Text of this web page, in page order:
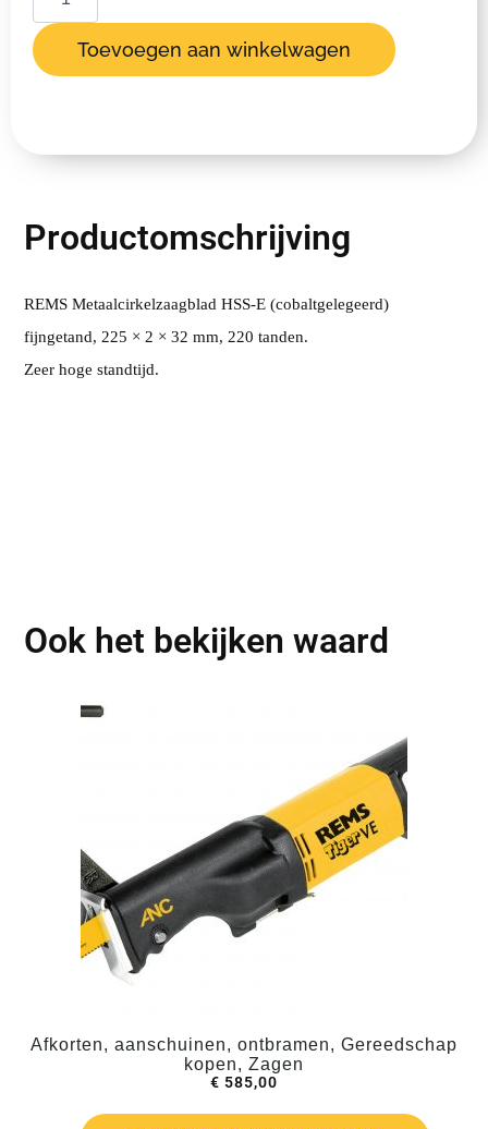
Toevoegen aan winkelwagen
Productomschrijving
REMS Metaalcirkelzaagblad HSS-E (cobaltgelegeerd)
fijngetand, 225 × 2 × 32 mm, 220 tanden.
Zeer hoge standtijd.
Ook het bekijken waard
Afkorten, aanschuinen, ontbramen, Gereedschap
kopen, Zagen
€ 585,00